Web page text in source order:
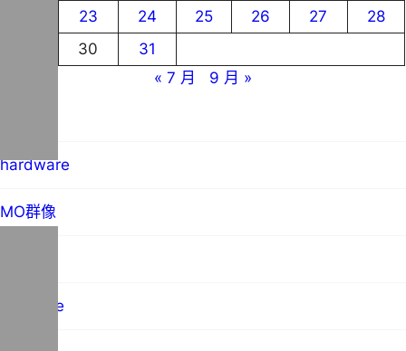
23 24 25 26 27
28
30
31
« 7 月
9 月 »
hardware
MO群像
software